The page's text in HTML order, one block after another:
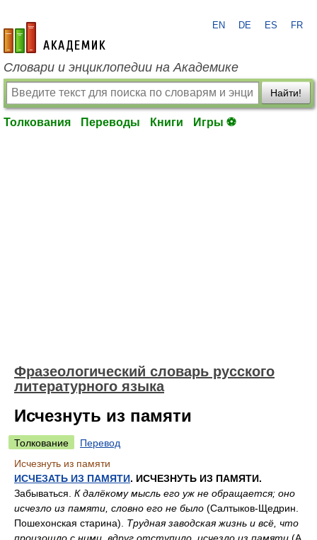
academic.ru
EN DE ES FR
Словари и энциклопедии на Академике
Найти!
Толкования Переводы Книги Игры ⚽
Фразеологический словарь русского
литературного языка
Исчезнуть из памяти
Толкование
Перевод
Исчезнуть из памяти
ИСЧЕЗАТЬ ИЗ ПАМЯТИ. ИСЧЕЗНУТЬ ИЗ ПАМЯТИ.
Забываться. К далёкому мысль его уж не обращается; оно
исчезло из памяти, словно его не было (Салтыков-Щедрин.
Пошехонская старина). Трудная заводская жизнь и всё, что